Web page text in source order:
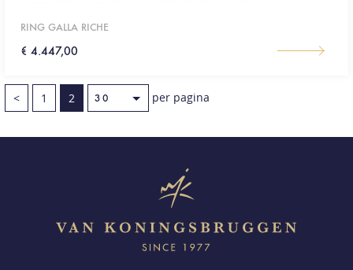
RING GALLA RICHE
€ 4.447,00
< 1 2 per pagina